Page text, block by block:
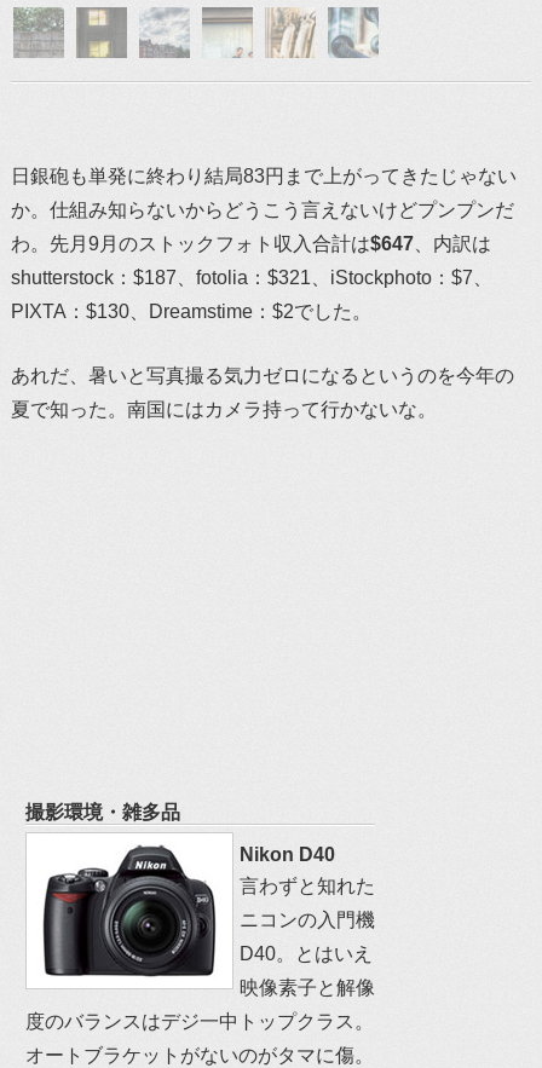
日銀砲も単発に終わり結局83円まで上がってきたじゃない
か。仕組み知らないからどうこう言えないけどプンプンだ
わ。先月9月のストックフォト収入合計は$647、内訳は
shutterstock：$187、fotolia：$321、iStockphoto：$7、
PIXTA：$130、Dreamstime：$2でした。
あれだ、暑いと写真撮る気力ゼロになるというのを今年の
夏で知った。南国にはカメラ持って行かないな。
撮影環境・雑多品
Nikon D40
言わずと知れた
ニコンの入門機
D40。とはいえ
映像素子と解像
度のバランスはデジ一中トップクラス。
オートブラケットがないのがタマに傷。